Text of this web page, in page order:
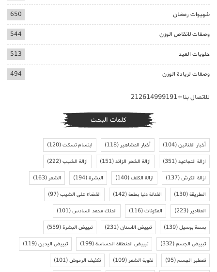
شهيوات رمضان 650
وصفات لانقاص الوزن 544
حلويات العيد 513
وصفات لزيادة الوزن 494
للاتصال بنا+212614999191
كلمات البحث
أخبار الفنانين(104) أخبار المشاهير(118) ابتسام تسكت(120)
ازالة التجاعيد(351) ازالة الشعر الزائد(151) ازالة الشيب(222)
ازالة الكرش(137) ازالة الكلف(140) البشرة(194) الشعر(163)
الطريقة(130) الفنانة دنيا بطمة(142) القضاء على الشيب(97)
المقادير(223) المكونات(116) الملك محمد السادس(101)
بسمة بوسيل(139) تبييض الاسنان(231) تبييض البشرة(559)
تبييض الجسم(332) تبييض المنطقة الحساسة(199) تبييض اليدين(119)
تعطير الجسم(95) تقوية الشعر(109) تكثيف الرموش(101)